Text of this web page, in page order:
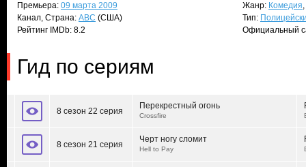
Премьера: 09 марта 2009
Канал, Страна: ABC (США)
Рейтинг IMDb: 8.2
Жанр: Комедия,
Тип:
Официальный
Гид по сериям
8 сезон 22 серия
Перекрестный огонь
Crossfire
8 сезон 21 серия
Черт ногу сломит
Hell to Pay